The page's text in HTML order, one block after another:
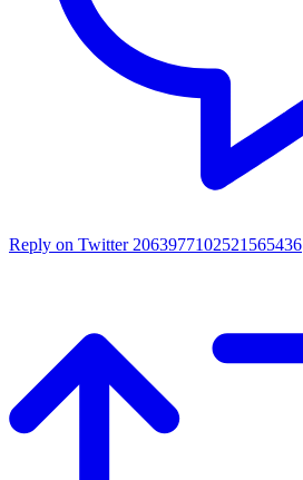
Reply on Twitter 2063977102521565436